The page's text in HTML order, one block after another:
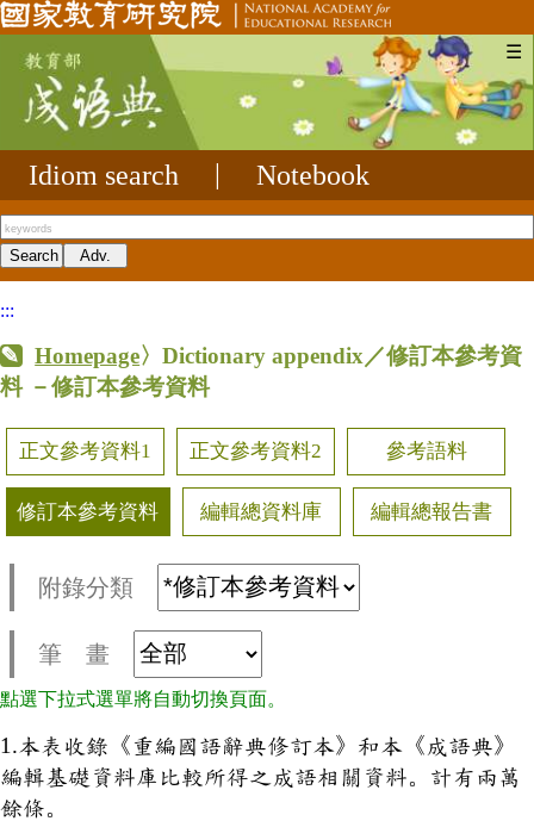
☰
Idiom search Notebook
:::
Homepage〉Dictionary appendix／修訂本參考資
料 －修訂本參考資料
正文參考資料1 正文參考資料2 參考語料
修訂本參考資料 編輯總資料庫 編輯總報告書
附錄分類
筆 畫
點選下拉式選單將自動切換頁面。
1.本表收錄《重編國語辭典修訂本》和本《成語典》
編輯基礎資料庫比較所得之成語相關資料。計有兩萬
餘條。